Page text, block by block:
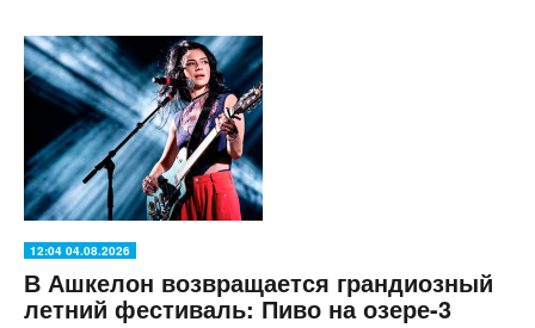
12:04 04.08.2026
В Ашкелон возвращается грандиозный
летний фестиваль: Пиво на озере-3